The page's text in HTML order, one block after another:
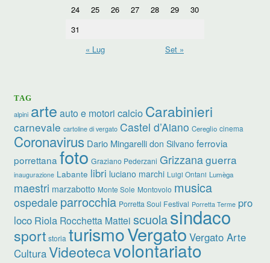
24
25 26 27 28 29
30
31
« Lug
Set »
TAG
alpini arte auto e motori calcio Carabinieri
carnevale cartoline di vergato Castel d’Aiano Cereglio cinema
Coronavirus Dario Mingarelli don Silvano ferrovia
porrettana foto Graziano Pederzani Grizzanaguerra
inaugurazione Labante libri luciano marchi Luigi Ontani Lumèga
maestri marzabotto Monte Sole Montovolo musica
ospedale parrocchia Porretta Soul Festival Porretta Terme pro
loco Riola Rocchetta Mattei scuolasindaco
sport storia turismoVergato Vergato Arte
CulturaVideotecavolontariato